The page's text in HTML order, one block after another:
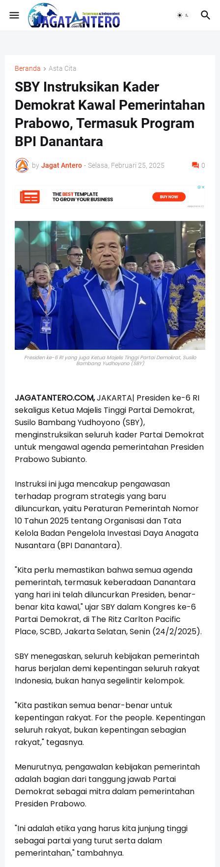
Beranda Asta Cita
SBY Instruksikan Kader
Demokrat Kawal Pemerintahan
Prabowo, Termasuk Program
BPI Danantara
by Jagat Antero - Selasa, Februari 25, 2025 0
Presiden ke-6 RI yang juga Ketua Majelis Tinggi Partai Demokrat, Susilo
Bambang Yudhoyono (SBY)
JAGATANTERO.COM,JAKARTA| Presiden ke-6 RI
sekaligus Ketua Majelis Tinggi Partai Demokrat,
Susilo Bambang Yudhoyono (SBY),
menginstruksikan seluruh kader Partai Demokrat
untuk mengawal agenda pemerintahan Presiden
Prabowo Subianto.
Instruksi ini juga mencakup pengawasan
terhadap program strategis yang baru
diluncurkan, yaitu Peraturan Pemerintah Nomor
10 Tahun 2025 tentang Organisasi dan Tata
Kelola Badan Pengelola Investasi Daya Anagata
Nusantara (BPI Danantara).
"Kita perlu memastikan bahwa semua agenda
pemerintah, termasuk keberadaan Danantara
yang hari ini telah diluncurkan Presiden, benar-
benar kita kawal," ujar SBY dalam Kongres ke-6
Partai Demokrat, di The Ritz Carlton Pacific
Place, SCBD, Jakarta Selatan, Senin (24/2/2025).
SBY menegaskan, seluruh kebijakan pemerintah
harus berjalan demi kepentingan seluruh rakyat
Indonesia, bukan hanya segelintir kelompok.
"Kita pastikan semua benar-benar untuk
kepentingan rakyat. For the people. Kepentingan
seluruh rakyat, bukan kepentingan sebagian
rakyat," tegasnya.
Menurutnya, pengawalan kebijakan pemerintah
adalah bagian dari tanggung jawab Partai
Demokrat sebagai mitra dalam pemerintahan
Presiden Prabowo.
"Ini adalah etika yang harus kita junjung tinggi
sebagai partai yang turut serta dalam
pemerintahan," tambahnya.